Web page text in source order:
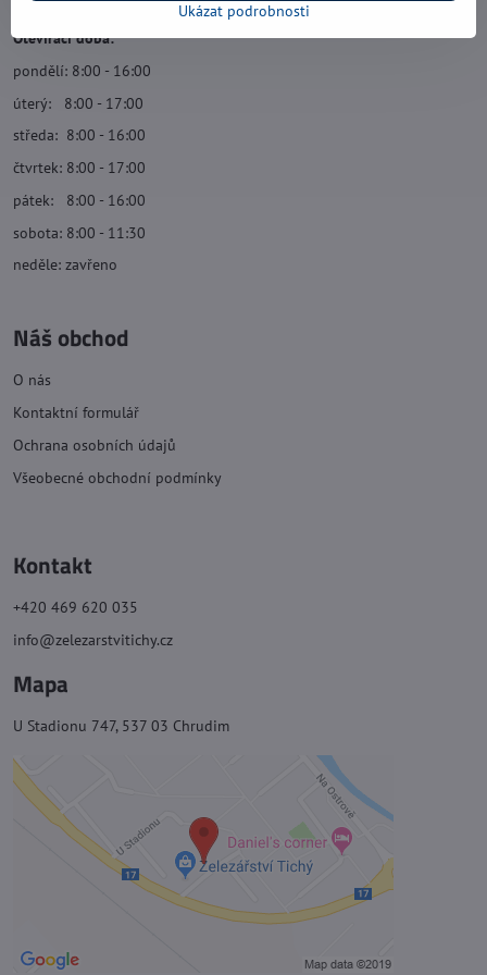
Otevírací doba:
pondělí: 8:00 - 16:00
úterý: 8:00 - 17:00
středa: 8:00 - 16:00
čtvrtek: 8:00 - 17:00
pátek: 8:00 - 16:00
sobota: 8:00 - 11:30
neděle: zavřeno
Náš obchod
O nás
Kontaktní formulář
Ochrana osobních údajů
Všeobecné obchodní podmínky
Kontakt
+420 469 620 035
info@zelezarstvitichy.cz
Mapa
U Stadionu 747, 537 03 Chrudim
Ukázat podrobnosti